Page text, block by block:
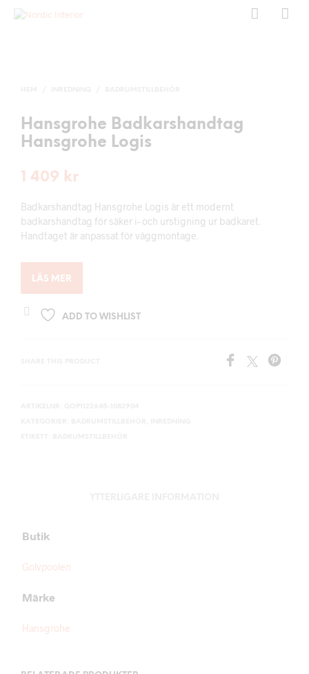
Hansgrohe Badkarshandtag
Hansgrohe Logis
1 409 kr
Badkarshandtag Hansgrohe Logis är ett modernt
badkarshandtag för säker i- och urstigning ur badkaret.
Handtaget är anpassat för väggmontage.
LÄS MER
ADD TO WISHLIST
Butik
Golvpoolen
Märke
Hansgrohe